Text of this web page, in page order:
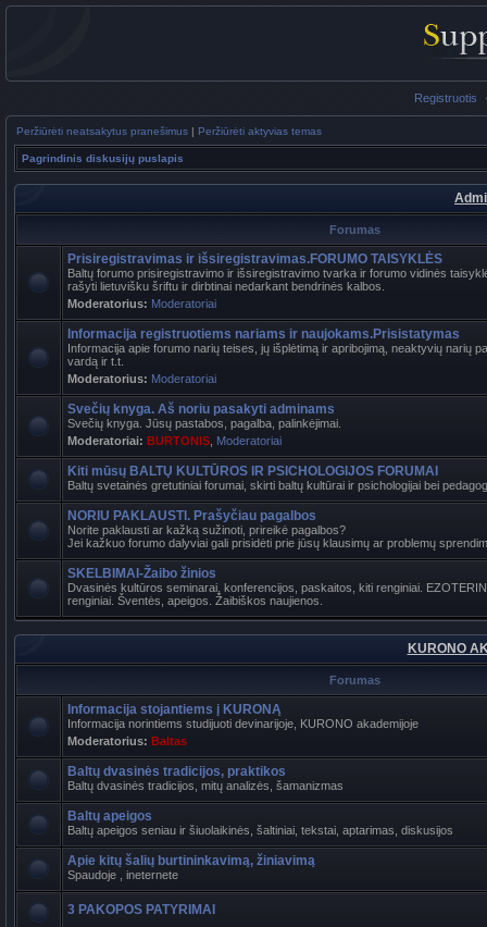
Registruotis
Peržiūrėti neatsakytus pranešimus | Peržiūrėti aktyvias temas
Pagrindinis diskusijų puslapis
Forumas
Prisiregistravimas ir išsiregistravimas.FORUMO TAISYKLĖS
Baltų forumo prisiregistravimo ir išsiregistravimo tvarka ir forumo vidinės
rašyti lietuvišku šriftu ir dirbtinai nedarkant bendrinės kalbos.
Moderatorius: Moderatoriai
Informacija registruotiems nariams ir naujokams.Prisistatymas
Informacija apie forumo narių teises, jų išplėtimą ir apribojimą, neaktyvių narių
vardą ir t.t.
Moderatorius: Moderatoriai
Svečių knyga. Aš noriu pasakyti adminams
Svečių knyga. Jūsų pastabos, pagalba, palinkėjimai.
Moderatoriai: BURTONIS Moderatoriai
Kiti mūsų BALTŲ KULTŪROS IR PSICHOLOGIJOS FORUMAI
Baltų svetainės gretutiniai forumai, skirti baltų kultūrai ir psichologijai bei
NORIU PAKLAUSTI. Prašyčiau pagalbos
Norite paklausti ar kažką sužinoti, prireikė pagalbos?
Jei kažkuo forumo dalyviai gali prisidėti prie jūsų klausimų ar problemų
SKELBIMAI-Žaibo žinios
Dvasinės kultūros seminarai, konferencijos, paskaitos, kiti renginiai.
renginiai. Šventės, apeigos. Žaibiškos naujienos.
KURONO
Forumas
Informacija stojantiems į KURONĄ
Informacija norintiems studijuoti devinarijoje, KURONO akademijoje
Moderatorius: Baltas
Baltų dvasinės tradicijos, praktikos
Baltų dvasinės tradicijos, mitų analizės, šamanizmas
Baltų apeigos
Baltų apeigos seniau ir šiuolaikinės, šaltiniai, tekstai, aptarimas, diskusijos
Apie kitų šalių burtininkavimą, žiniavimą
Spaudoje , ineternete
3 PAKOPOS PATYRIMAI